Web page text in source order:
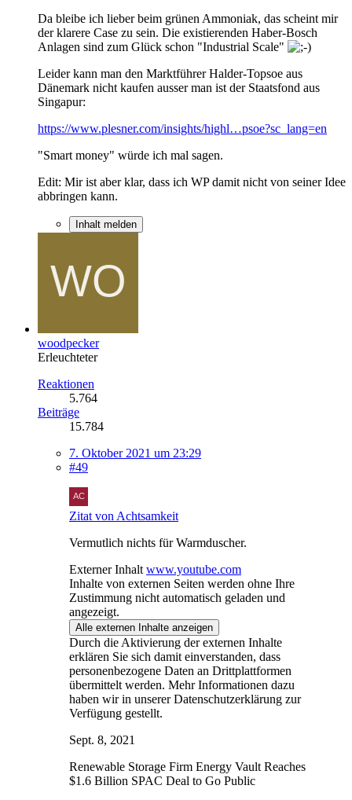
Da bleibe ich lieber beim grünen Ammoniak, das scheint mir
der klarere Case zu sein. Die existierenden Haber-Bosch
Anlagen sind zum Glück schon "Industrial Scale"
Leider kann man den Marktführer Halder-Topsoe aus
Dänemark nicht kaufen ausser man ist der Staatsfond aus
Singapur:
https://www.plesner.com/insights/highl…psoe?sc_lang=en
"Smart money" würde ich mal sagen.
Edit: Mir ist aber klar, dass ich WP damit nicht von seiner Idee
abbringen kann.
Inhalt melden
woodpecker
Erleuchteter
Reaktionen
5.764
Beiträge
15.784
7. Oktober 2021 um 23:29
#49
Zitat von Achtsamkeit
Vermutlich nichts für Warmduscher.
Externer Inhalt www.youtube.com
Inhalte von externen Seiten werden ohne Ihre
Zustimmung nicht automatisch geladen und
angezeigt.
Alle externen Inhalte anzeigen
Durch die Aktivierung der externen Inhalte
erklären Sie sich damit einverstanden, dass
personenbezogene Daten an Drittplattformen
übermittelt werden. Mehr Informationen dazu
haben wir in unserer Datenschutzerklärung zur
Verfügung gestellt.
Sept. 8, 2021
Renewable Storage Firm Energy Vault Reaches
$1.6 Billion SPAC Deal to Go Public